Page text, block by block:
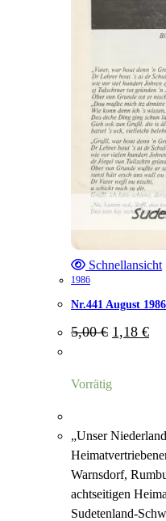
Schnellansicht
1986
Nr.441 August 1986
5,00€
Preis
1,18 €
Vorrätig
„Unser
Warnsdorf,
achtseitigen
Sudetenland-